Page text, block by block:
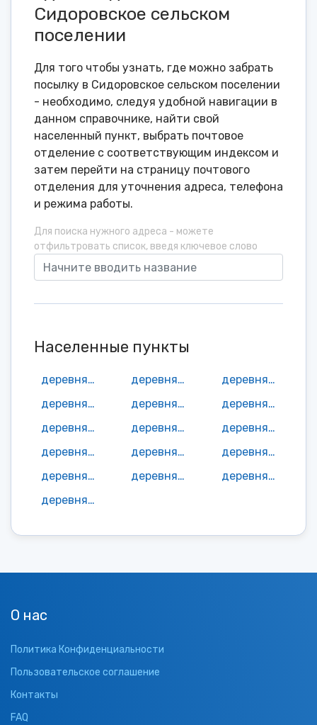
Сидоровское сельском
поселении
Для того чтобы узнать, где можно забрать
посылку в Сидоровское сельском поселении
- необходимо, следуя удобной навигации в
данном справочнике, найти свой
населенный пункт, выбрать почтовое
отделение с соответствующим индексом и
затем перейти на страницу почтового
отделения для уточнения адреса, телефона
и режима работы.
Для поиска нужного адреса - можете
отфильтровать список, введя ключевое слово
Населенные пункты
деревня Алферово деревня Гридино
деревня Дмитриево
деревня Ежово
деревня Левино
деревня Левино
деревня Максимово
деревня Медведево
деревня Михайлово
деревня Новгородово
деревня Полянка
деревня Поповка
деревня Починок
деревня Слобода
деревня Становое
деревня Филино
О нас
Политика Конфиденциальности
Пользовательское соглашение
Контакты
FAQ